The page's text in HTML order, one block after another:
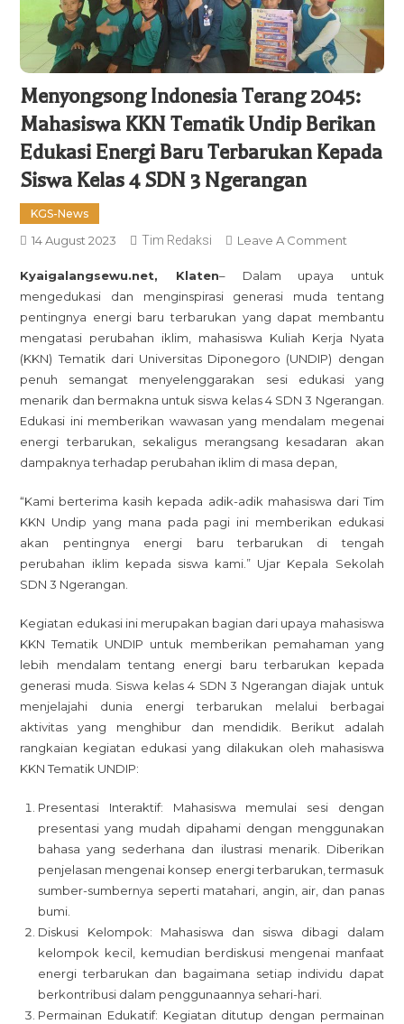
Menyongsong Indonesia Terang 2045:
Mahasiswa KKN Tematik Undip Berikan
Edukasi Energi Baru Terbarukan Kepada
Siswa Kelas 4 SDN 3 Ngerangan
KGS-News
14 August 2023 Tim Redaksi Leave A Comment
Indonesia
Terang
2045:
KKN
Tematik
Undip
Berikan
Edukasi
Kepada
Siswa
Kelas
Kyaigalangsewu.net, Klaten–Dalam upaya untuk
mengedukasi dan menginspirasi generasi muda tentang
pentingnya energi baru terbarukan yang dapat membantu
mengatasi perubahan iklim, mahasiswa Kuliah Kerja Nyata
(KKN) Tematik dari Universitas Diponegoro (UNDIP) dengan
penuh semangat menyelenggarakan sesi edukasi yang
menarik dan bermakna untuk siswa kelas 4 SDN 3 Ngerangan.
Edukasi ini memberikan wawasan yang mendalam megenai
energi terbarukan, sekaligus merangsang kesadaran akan
dampaknya terhadap perubahan iklim di masa depan,
“Kami berterima kasih kepada adik-adik mahasiswa dari Tim
KKN Undip yang mana pada pagi ini memberikan edukasi
akan pentingnya energi baru terbarukan di tengah
perubahan iklim kepada siswa kami.” Ujar Kepala Sekolah
SDN 3 Ngerangan.
Kegiatan edukasi ini merupakan bagian dari upaya mahasiswa
KKN Tematik UNDIP untuk memberikan pemahaman yang
lebih mendalam tentang energi baru terbarukan kepada
generasi muda. Siswa kelas 4 SDN 3 Ngerangan diajak untuk
menjelajahi dunia energi terbarukan melalui berbagai
aktivitas yang menghibur dan mendidik. Berikut adalah
rangkaian kegiatan edukasi yang dilakukan oleh mahasiswa
KKN Tematik UNDIP:
Presentasi Interaktif: Mahasiswa memulai sesi dengan
presentasi yang mudah dipahami dengan menggunakan
bahasa yang sederhana dan ilustrasi menarik. Diberikan
penjelasan mengenai konsep energi terbarukan, termasuk
sumber-sumbernya seperti matahari, angin, air, dan panas
bumi.
Diskusi Kelompok: Mahasiswa dan siswa dibagi dalam
kelompok kecil, kemudian berdiskusi mengenai manfaat
energi terbarukan dan bagaimana setiap individu dapat
berkontribusi dalam penggunaannya sehari-hari.
Permainan Edukatif: Kegiatan ditutup dengan permainan